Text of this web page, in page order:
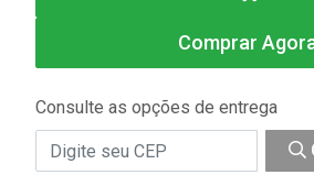
Comprar
Consulte as opções de entrega